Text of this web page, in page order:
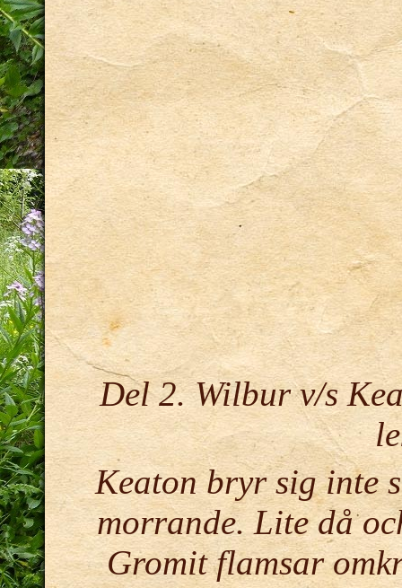
Del 2. Wilbur v/s
Keaton bryr sig inte
morrande. Lite då
Gromit flamsar